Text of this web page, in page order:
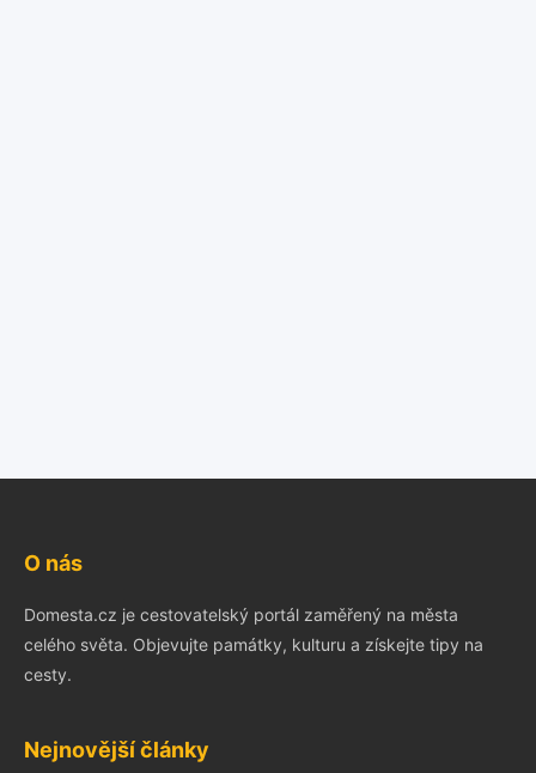
O nás
Domesta.cz je cestovatelský portál zaměřený na města
celého světa. Objevujte památky, kulturu a získejte tipy na
cesty.
Nejnovější články